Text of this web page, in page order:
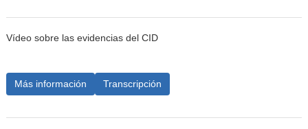
Vídeo sobre las evidencias del CID
Más información Transcripción